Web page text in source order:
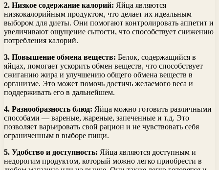
2. Низкое содержание калорий: Яйца являются
низкокалорийным продуктом, что делает их идеальным
выбором для диеты. Они помогают контролировать аппетит и
увеличивают ощущение сытости, что способствует снижению
потребления калорий.
3. Повышение обмена веществ: Белок, содержащийся в
яйцах, помогает ускорить обмен веществ, что способствует
сжиганию жира и улучшению общего обмена веществ в
организме. Это может помочь достичь желаемого веса и
поддерживать его в дальнейшем.
4. Разнообразность блюд: Яйца можно готовить различными
способами — вареные, жареные, запеченные и т.д. Это
позволяет варьировать свой рацион и не чувствовать себя
ограниченным в выборе пищи.
5. Удобство и доступность: Яйца являются доступным и
недорогим продуктом, который можно легко приобрести в